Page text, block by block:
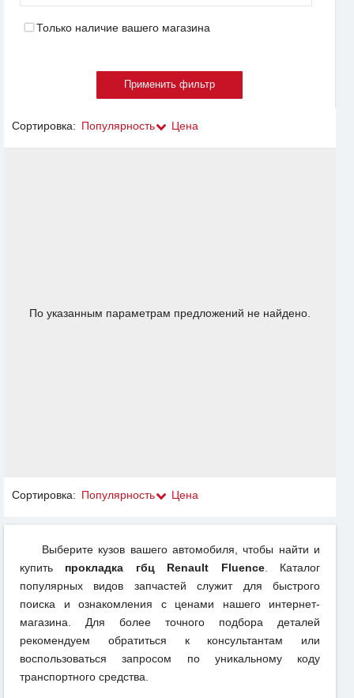
Только наличие вашего магазина
Сортировка: Популярность Цена
По указанным параметрам предложений не найдено.
Сортировка: Популярность Цена
Выберите кузов вашего автомобиля, чтобы найти и
купить прокладка гбц Renault Fluence. Каталог
популярных видов запчастей служит для быстрого
поиска и ознакомления с ценами нашего интернет-
магазина. Для более точного подбора деталей
рекомендуем обратиться к консультантам или
воспользоваться запросом по уникальному коду
транспортного средства.